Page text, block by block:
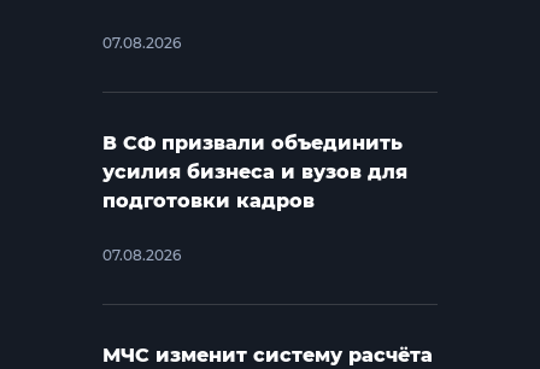
07.08.2026
В СФ призвали объединить
усилия бизнеса и вузов для
подготовки кадров
07.08.2026
МЧС изменит систему расчёта